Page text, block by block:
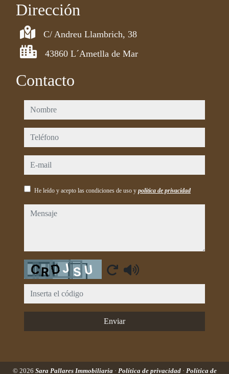
Dirección
C/ Andreu Llambrich, 38
43860 L´Ametlla de Mar
Contacto
nombre
teléfono
e-mail
He leído y acepto las condiciones de uso y política de privacidad
mensaje
Captcha
Enviar
© 2026 Sara Pallares Immobiliaria · Política de privacidad · Política de